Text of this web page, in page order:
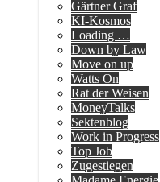
Gärtner Graf
KI-Kosmos
Loading …
Down by Law
Move on up
Watts On
Rat der Weisen
MoneyTalks
Sektenblog
Work in Progress
Top Job
Zugestiegen